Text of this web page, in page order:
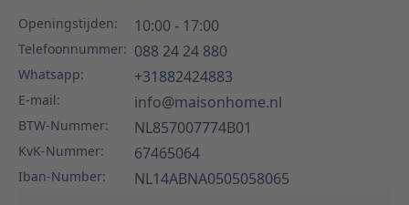
Openingstijden: 10:00 - 17:00
Telefoonnummer: 088 24 24 880
Whatsapp: +31882424883
E-mail: info@maisonhome.nl
BTW-Nummer: NL857007774B01
KvK-Nummer: 67465064
Iban-Number:
NL14ABNA0505058065